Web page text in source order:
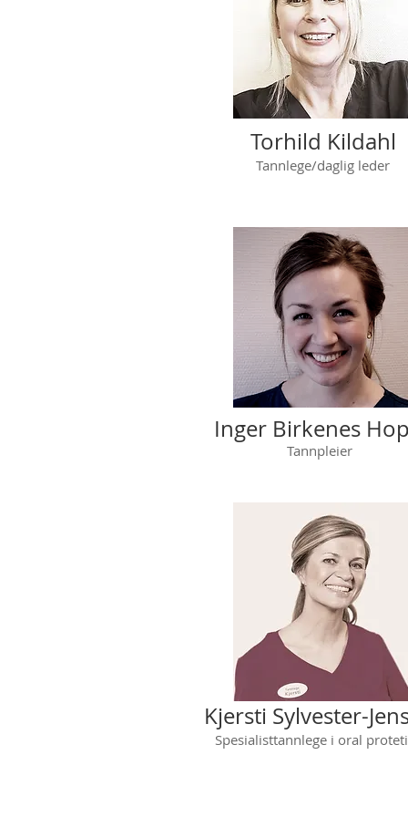
Torhild Kildahl
Tannlege/daglig leder
Inger Birkenes
Tannpleier
Kjersti Sylvester-
Spesialisttannlege i oral